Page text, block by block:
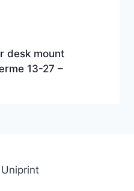
desk mount
13-27 –